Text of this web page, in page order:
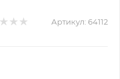
Артикул: 64112